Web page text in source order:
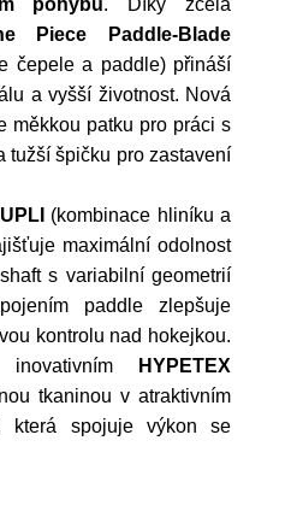
pohybu. Díky zcela
Piece Paddle-Blade
čepele a paddle) přináší
a vyšší životnost. Nová
měkkou patku pro práci s
tužší špičku pro zastavení
(kombinace hliníku a
maximální odolnost
s variabilní geometrií
paddle zlepšuje
kontrolu nad hokejkou.
HYPETEX
tkaninou v atraktivním
která spojuje výkon se